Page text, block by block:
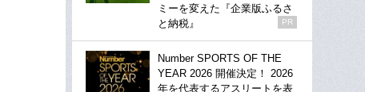
ミーを変えた『企業版ふるさ
と納税』
PR
Number SPORTS OF THE
YEAR 2026 開催決定！ 2026
年を代表するアスリートを表